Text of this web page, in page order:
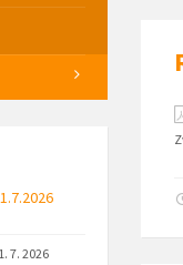
7. 2026